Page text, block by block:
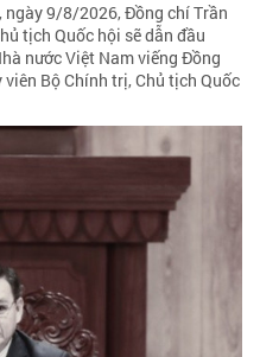
ngày 9/8/2026, Đồng chí Trần
tịch Quốc hội sẽ dẫn đầu
nước Việt Nam viếng Đồng
Bộ Chính trị, Chủ tịch Quốc